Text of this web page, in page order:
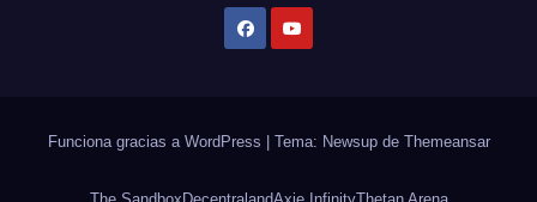
Funciona gracias a WordPress Tema: Newsup de Themeansar